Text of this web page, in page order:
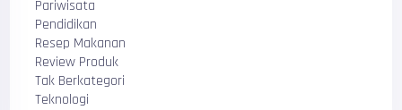
Pariwisata
Pendidikan
Resep Makanan
Review Produk
Tak Berkategori
Teknologi